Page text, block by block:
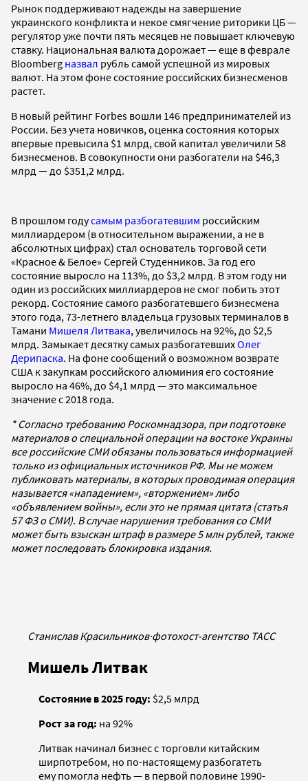
Рынок поддерживают надежды на завершение
украинского конфликта и некое смягчение риторики ЦБ —
регулятор уже почти пять месяцев не повышает ключевую
ставку. Национальная валюта дорожает — еще в феврале
Bloomberg назвал рубль самой успешной из мировых
валют. На этом фоне состояние российских бизнесменов
растет.
В новый рейтинг Forbes вошли 146 предпринимателей из
России. Без учета новичков, оценка состояния которых
впервые превысила $1 млрд, свой капитал увеличили 58
бизнесменов. В совокупности они разбогатели на $46,3
млрд — до $351,2 млрд.
В прошлом годусамым разбогатевшим российским
миллиардером (в относительном выражении, а не в
абсолютных цифрах) стал основатель торговой сети
«Красное & Белое» Сергей Студенников. За год его
состояние выросло на 113%, до $3,2 млрд. В этом году ни
один из российских миллиардеров не смог побить этот
рекорд. Состояние самого разбогатевшего бизнесмена
этого года, 73-летнего владельца грузовых терминалов в
Тамани Мишеля Литвака, увеличилось на 92%, до $2,5
млрд. Замыкает десятку самых разбогатевшихОлег
Дерипаска. На фоне сообщений о возможном возврате
США к закупкам российского алюминия его состояние
выросло на 46%, до $4,1 млрд — это максимальное
значение с 2018 года.
* Согласно требованию Роскомнадзора, при подготовке
материалов о специальной операции на востоке Украины
все российские СМИ обязаны пользоваться информацией
только из официальных источников РФ. Мы не можем
публиковать материалы, в которых проводимая операция
называется «нападением», «вторжением» либо
«объявлением войны», если это не прямая цитата (статья
57 ФЗ о СМИ). В случае нарушения требования со СМИ
может быть взыскан штраф в размере 5 млн рублей, также
может последовать блокировка издания.
Станислав Красильников·фотохост-агентство ТАСС
Мишель Литвак
Состояние в 2025 году: $2,5 млрд
Рост за год: на 92%
Литвак начинал бизнес с торговли китайским
ширпотребом, но по-настоящему разбогатеть
ему помогла нефть — в первой половине 1990-